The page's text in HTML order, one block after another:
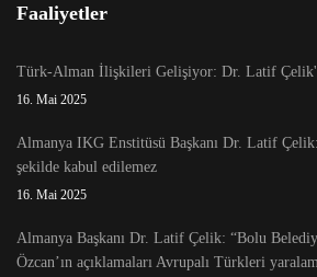
Faaliyetler
Türk-Alman İlişkileri Gelişiyor: Dr. Latif
16. Mai 2025
Almanya IKG Enstitüsü Başkanı Dr. Latif
şekilde kabul edilemez
16. Mai 2025
Almanya Başkanı Dr. Latif Çelik: “Bolu
Özcan’ın açıklamaları Avrupalı Türkleri